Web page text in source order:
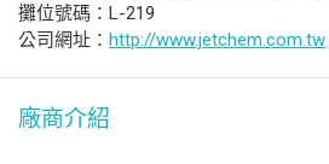
攤位號碼：L-219
公司網址： http://www.jetchem.com.tw
廠商介紹